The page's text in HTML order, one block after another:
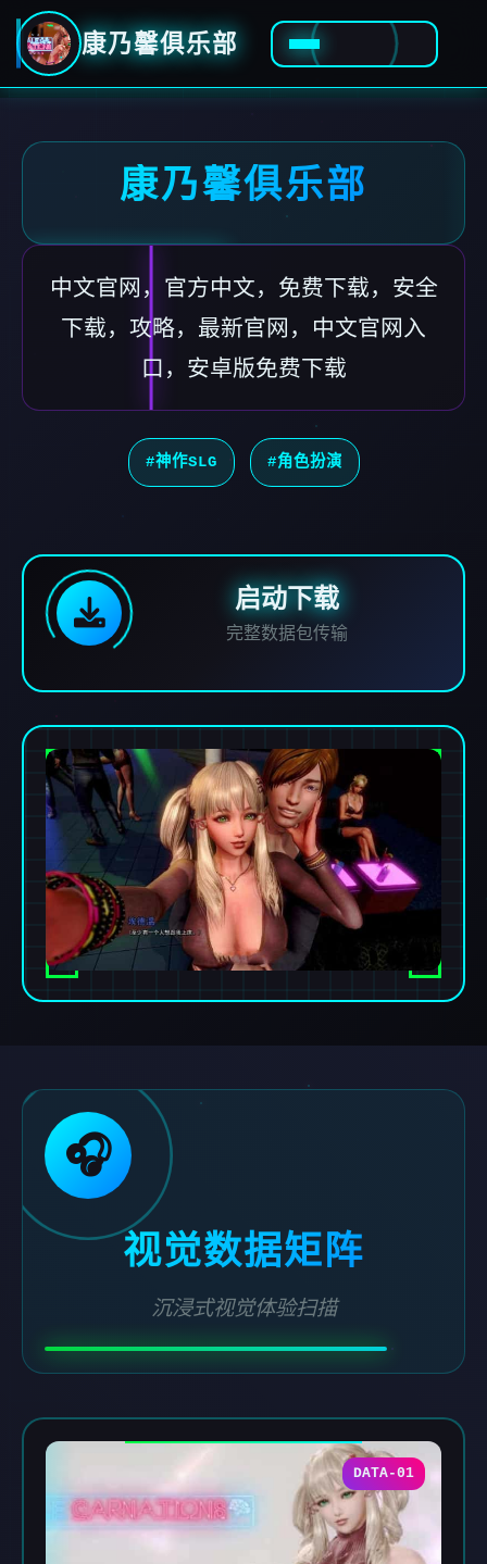
康乃馨俱乐部
康乃馨俱乐部
中文官网，官方中文，免费下载，安全
下载，攻略，最新官网，中文官网入
口，安卓版免费下载
#神作SLG #角色扮演
启动下载
完整数据包传输
🎧
视觉数据矩阵
沉浸式视觉体验扫描
DATA-01